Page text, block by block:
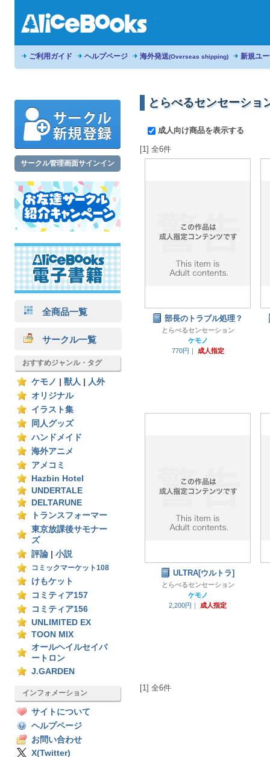
ご利用ガイド ヘルプページ 海外発送(Overseas shipping) 新規ユ
サークル管理画面サインイン
全商品一覧
サークル一覧
おすすめジャンル・タグ
ケモノ 獣人
人外
オリジナル
イラスト集
同人グッズ
ハンドメイド
海外アニメ
アメコミ
Hazbin Hotel
UNDERTALE
DELTARUNE
トランスフォーマー
東京放課後サモナー
ズ
評論
小説
コミックマーケット108
けもケット
コミティア157
コミティア156
UNLIMITED EX
TOON MIX
オールヘイルセイバ
ートロン
J.GARDEN
インフォメーション
サイトについて
ヘルプページ
お問い合わせ
X(Twitter)
とらべるセンセーショ
成人向け商品を表示する
[1] 全6件
部長のトラブル処理？
とらべるセンセーション
ケモノ
770円｜
成人指定
ULTRA[ウルトラ]
とらべるセンセーション
ケモノ
2,200円｜
成人指定
[1] 全6件